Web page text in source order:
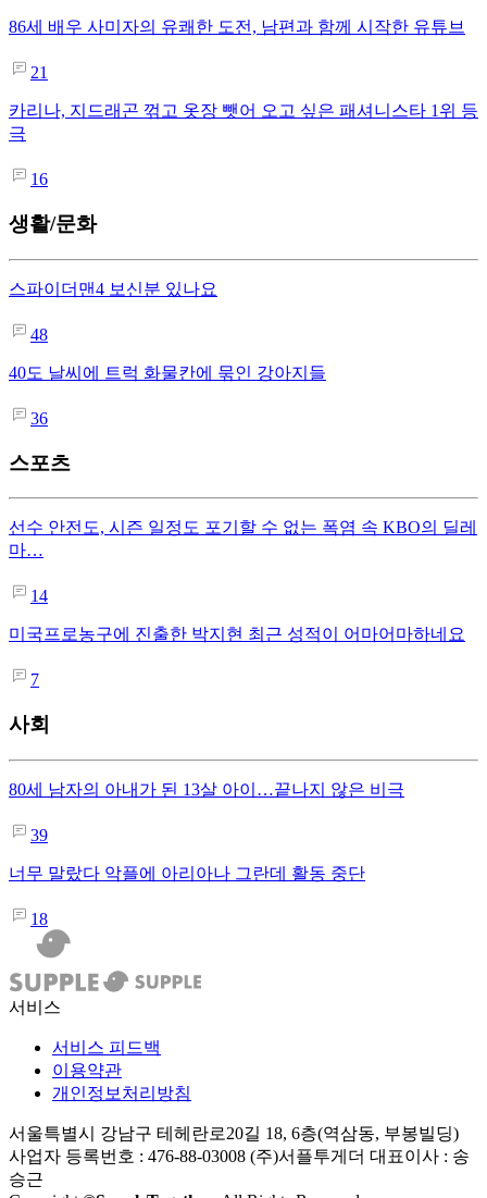
86세 배우 사미자의 유쾌한 도전, 남편과 함께 시작한 유튜브
21
카리나, 지드래곤 꺾고 옷장 뺏어 오고 싶은 패셔니스타 1위 등
극
16
생활/문화
스파이더맨4 보신분 있나요
48
40도 날씨에 트럭 화물칸에 묶인 강아지들
36
스포츠
선수 안전도, 시즌 일정도 포기할 수 없는 폭염 속 KBO의 딜레
마…
14
미국프로농구에 진출한 박지현 최근 성적이 어마어마하네요
7
사회
80세 남자의 아내가 된 13살 아이…끝나지 않은 비극
39
너무 말랐다 악플에 아리아나 그란데 활동 중단
18
서비스
서비스 피드백
이용약관
개인정보처리방침
서울특별시 강남구 테헤란로20길 18, 6층(역삼동, 부봉빌딩)
사업자 등록번호 : 476-88-03008 (주)서플투게더 대표이사 : 송
승근